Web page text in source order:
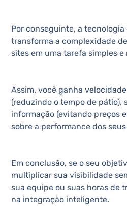
Por conseguinte, a
transforma a complexidade
sites em uma tarefa simples e
Assim, você ganha
(reduzindo o tempo de pátio),
informação (evitando preços
sobre a performance dos
Em conclusão, se o seu
multiplicar sua visibilidade
sua equipe ou suas horas de
na integração inteligente.